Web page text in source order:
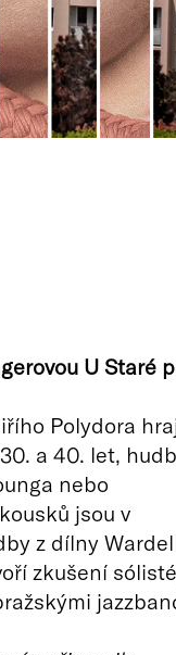
U Staré
Polydora
a 40. let,
nebo
jsou v
z dílny
zkušení